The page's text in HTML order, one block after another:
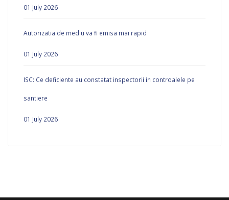
01 July 2026
Autorizatia de mediu va fi emisa mai rapid
01 July 2026
ISC: Ce deficiente au constatat inspectorii in controalele pe
santiere
01 July 2026